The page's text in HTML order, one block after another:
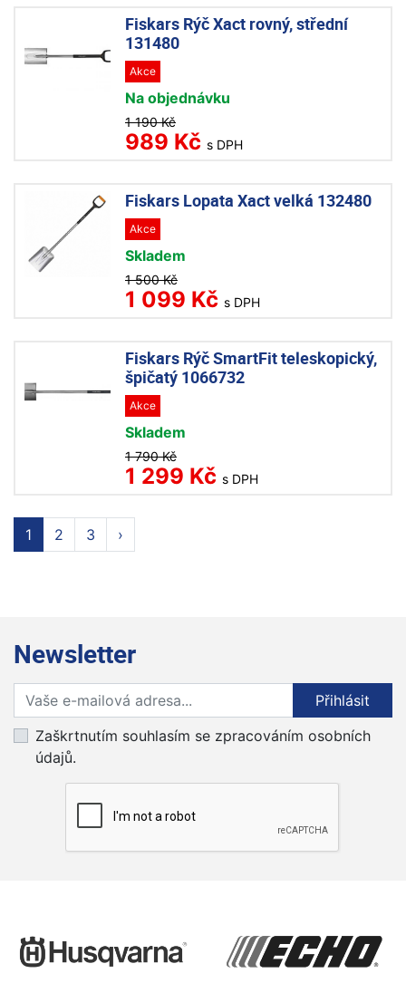
Fiskars Rýč Xact rovný, střední
131480
Akce
Na objednávku
1 190 Kč
989 Kč s DPH
Fiskars Lopata Xact velká 132480
Akce
Skladem
1 500 Kč
1 099 Kč s DPH
Fiskars Rýč SmartFit teleskopický,
špičatý 1066732
Akce
Skladem
1 790 Kč
1 299 Kč s DPH
1 2 3 ›
Newsletter
Přihlaste se k odběru novinek
Přihlásit
Zaškrtnutím souhlasím se zpracováním osobních
údajů.